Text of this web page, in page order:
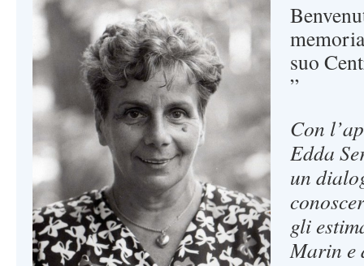
suo
”
Con
Edda
un
gli
Marin e